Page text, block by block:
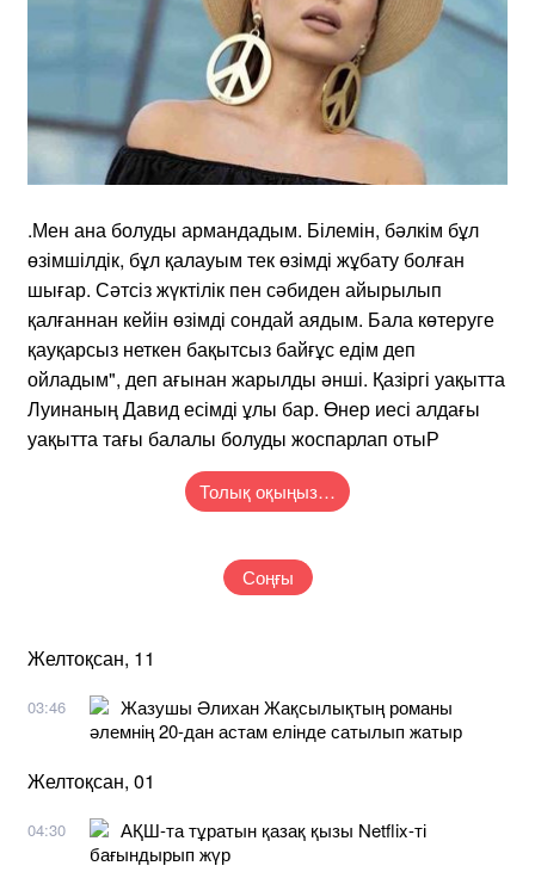
.Мен ана болуды армандадым. Білемін, бәлкім бұл
өзімшілдік, бұл қалауым тек өзімді жұбату болған
шығар. Сәтсіз жүктілік пен сәбиден айырылып
қалғаннан кейін өзімді сондай аядым. Бала көтеруге
қауқарсыз неткен бақытсыз байғұс едім деп
ойладым", деп ағынан жарылды әнші. Қазіргі уақытта
Луинаның Давид есімді ұлы бар. Өнер иесі алдағы
уақытта тағы балалы болуды жоспарлап отыР
Толық оқыңыз…
Соңғы
Желтоқсан, 11
03:46
Жазушы Әлихан Жақсылықтың романы
әлемнің 20-дан астам елінде сатылып жатыр
Желтоқсан, 01
04:30
АҚШ-та тұратын қазақ қызы Netflix-ті
бағындырып жүр